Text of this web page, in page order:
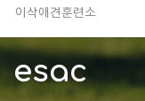
TV 동물농장 아저씨
경기도 화성시 봉담읍 위치
이찬종, 이웅종 소장 소개
esac